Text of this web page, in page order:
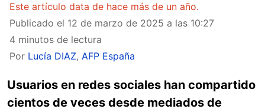
Este artículo data de hace más de un año.
Publicado el 12 de marzo de 2025 a las 10:27
4 minutos de lectura
Por Lucía DIAZ, AFP España
Usuarios en redes sociales han compartido
cientos de veces desde mediados de